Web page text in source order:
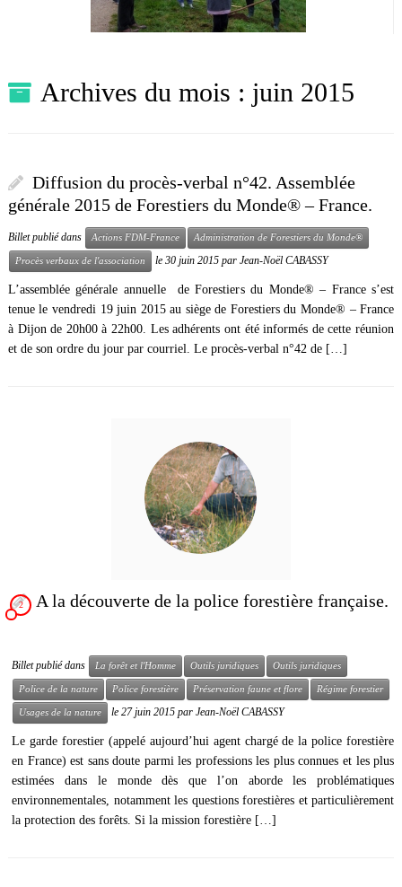
Archives du mois : juin 2015
Diffusion du procès-verbal n°42. Assemblée
générale 2015 de Forestiers du Monde® – France.
Billet publié dans Actions FDM-France Administration de Forestiers du Monde®
Procès verbaux de l'association le 30 juin 2015 par Jean-Noël CABASSY
L’assemblée générale annuelle de Forestiers du Monde® – France s’est
tenue le vendredi 19 juin 2015 au siège de Forestiers du Monde® – France
à Dijon de 20h00 à 22h00. Les adhérents ont été informés de cette réunion
et de son ordre du jour par courriel. Le procès-verbal n°42 de […]
A la découverte de la police forestière française.
2
Billet publié dans La forêt et l'Homme Outils juridiques Outils juridiques
Police de la nature Police forestière Préservation faune et flore Régime forestier
Usages de la nature le27 juin 2015 parJean-Noël CABASSY
Le garde forestier (appelé aujourd’hui agent chargé de la police forestière
en France) est sans doute parmi les professions les plus connues et les plus
estimées dans le monde dès que l’on aborde les problématiques
environnementales, notamment les questions forestières et particulièrement
la protection des forêts. Si la mission forestière […]